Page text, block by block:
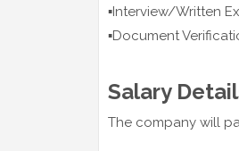
▪️Interview/Written
▪️Document
Salary
The company will